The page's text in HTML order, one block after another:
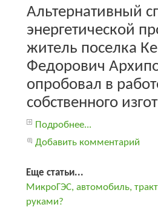
Альтернативный
энергетической
житель поселка
Федорович
опробовал в
собственного
Подробнее...
Добавить комментарий
Еще статьи...
МикроГЭС, автомобиль,
руками?